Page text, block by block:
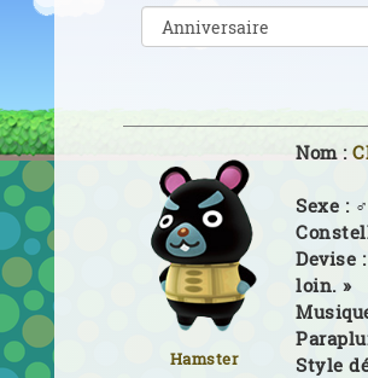
Hamster
Nom :
Sexe : ♂
Devise :
loin. »
Style